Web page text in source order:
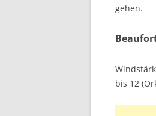
gehen.
bis 12